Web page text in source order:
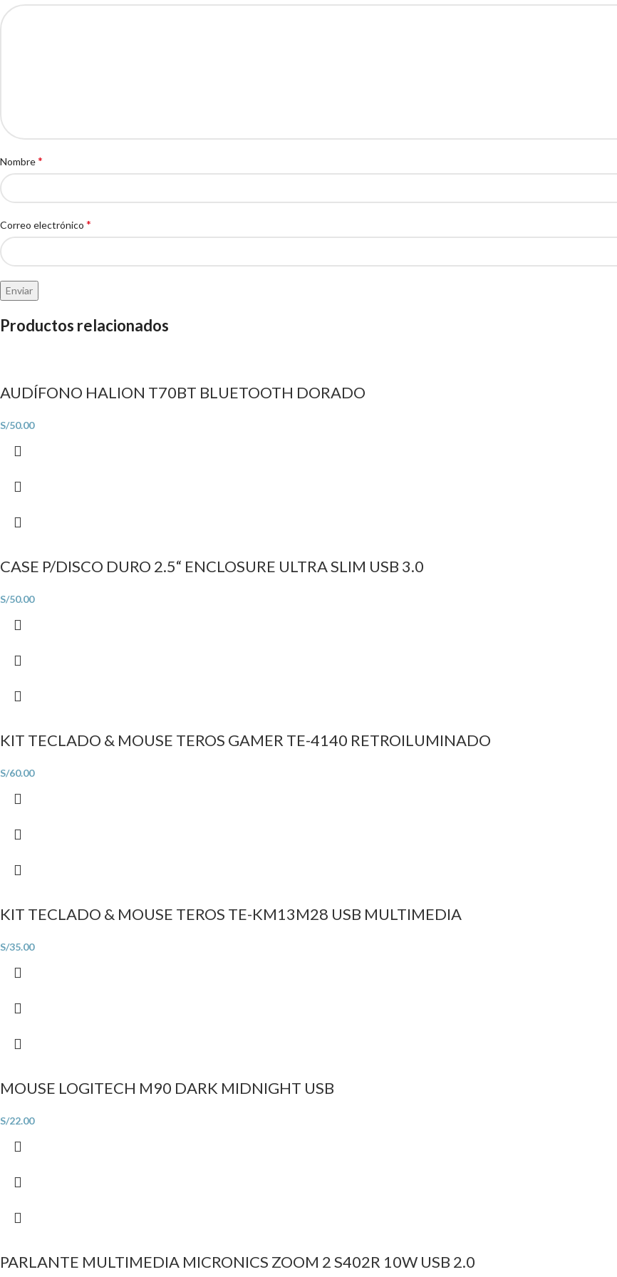
Nombre*
Correo electrónico *
Productos relacionados
AUDÍFONO HALION T70BT BLUETOOTH DORADO
S/50.00
CASE P/DISCO DURO 2.5“ ENCLOSURE ULTRA SLIM USB 3.0
S/50.00
KIT TECLADO & MOUSE TEROS GAMER TE-4140 RETROILUMINADO
S/60.00
KIT TECLADO & MOUSE TEROS TE-KM13M28 USB MULTIMEDIA
S/35.00
MOUSE LOGITECH M90 DARK MIDNIGHT USB
S/22.00
PARLANTE MULTIMEDIA MICRONICS ZOOM 2 S402R 10W USB 2.0